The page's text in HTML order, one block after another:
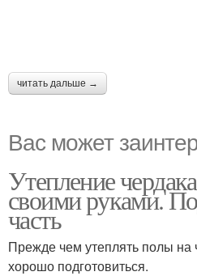
читать дальше →
Вас может
Утепление
своими руками.
часть
Прежде чем утеплять полы
хорошо подготовиться.